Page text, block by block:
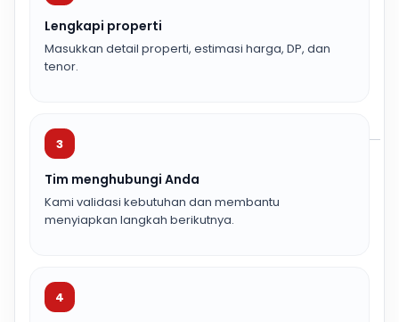
Lengkapi properti
Masukkan detail properti, estimasi harga, DP, dan
tenor.
3
Tim menghubungi Anda
Kami validasi kebutuhan dan membantu
menyiapkan langkah berikutnya.
4